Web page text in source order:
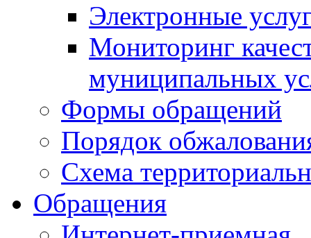
Электронные
Мониторинг
муниципальных
Формы обращений
Порядок
Схема
Обращения